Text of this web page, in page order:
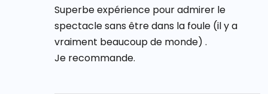
Superbe expérience pour admirer le
spectacle sans être dans la foule (il y a
vraiment beaucoup de monde) .
Je recommande.